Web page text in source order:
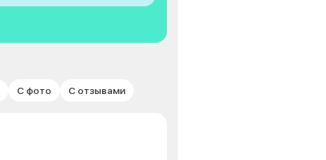
С фото С отзывами